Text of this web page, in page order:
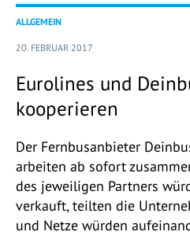
ALLGEMEIN
20. FEBRUAR 2017
Eurolines und
kooperieren
Der Fernbusanbieter
arbeiten ab sofort
des jeweiligen Partners
verkauft, teilten die
und Netze würden